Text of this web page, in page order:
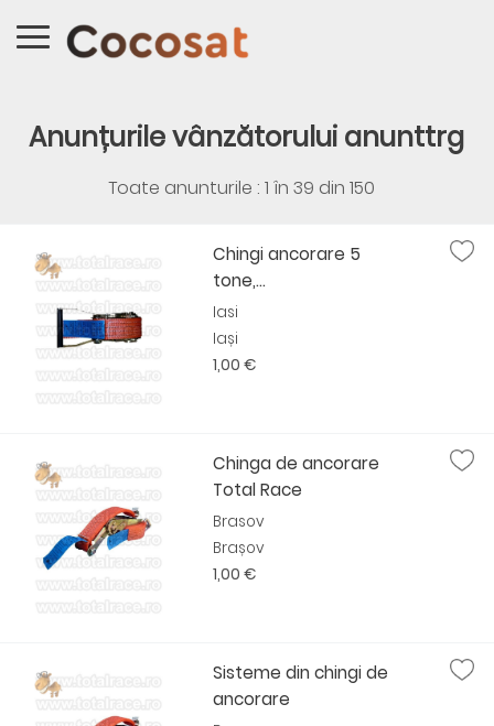
Anunțurile vânzătorului anunttrg
Toate anunturile : 1 în 39 din 150
Chingi ancorare 5
tone,...
Iasi
Iași
1,00 €
Chinga de ancorare
Total Race
Brasov
Brașov
1,00 €
Sisteme din chingi de
ancorare